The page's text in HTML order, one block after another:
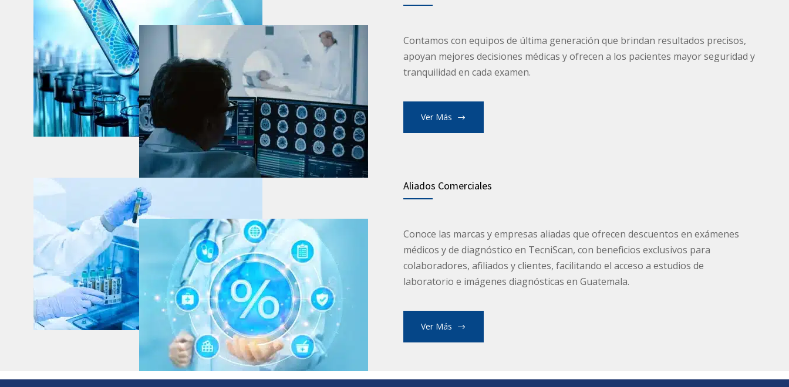
Contamos con equipos de última generación que brindan resultados precisos,
apoyan mejores decisiones médicas y ofrecen a los pacientes mayor seguridad y
tranquilidad en cada examen.
Ver Más
Aliados Comerciales
Conoce las marcas y empresas aliadas que ofrecen descuentos en exámenes
médicos y de diagnóstico en TecniScan, con beneficios exclusivos para
colaboradores, afiliados y clientes, facilitando el acceso a estudios de
laboratorio e imágenes diagnósticas en Guatemala.
Ver Más